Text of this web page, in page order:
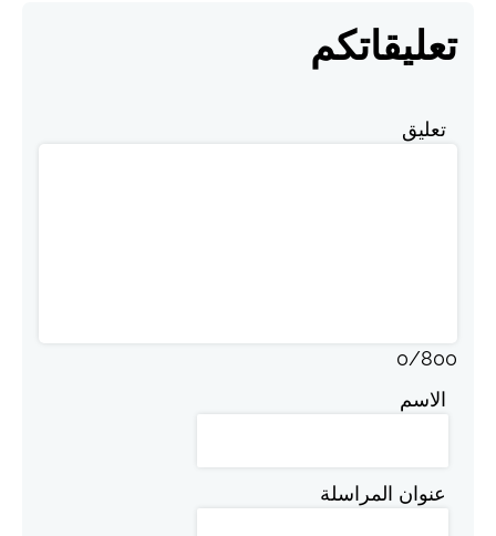
تعليقاتكم
تعليق
0/800
الاسم
عنوان المراسلة